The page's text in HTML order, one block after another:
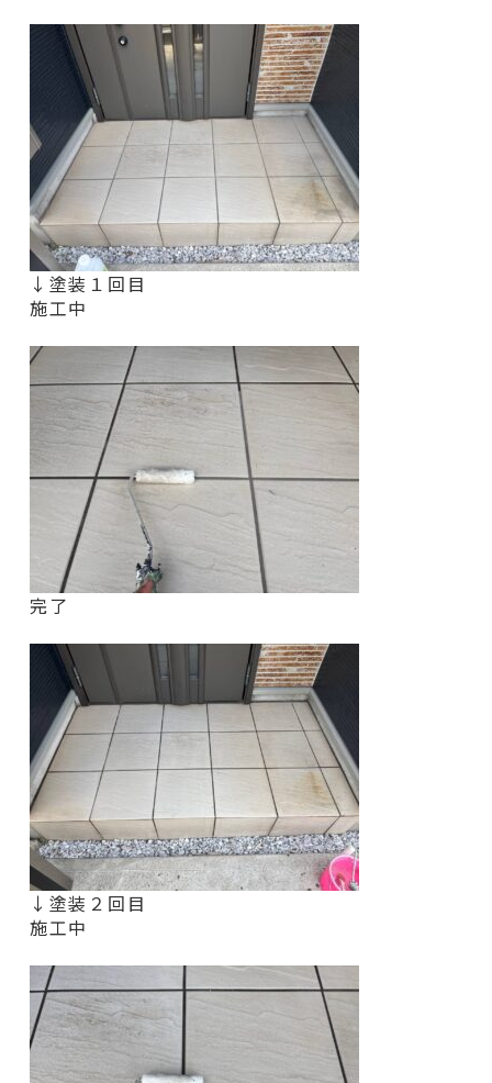
↓塗装１回目
施工中
完了
↓塗装２回目
施工中